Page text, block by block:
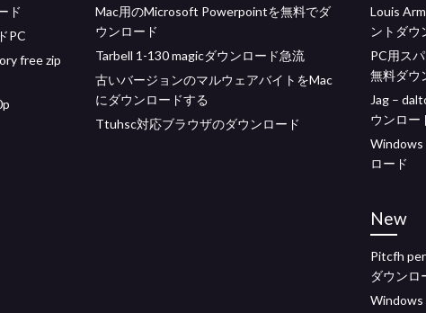
ド
PC
free zip
Mac用のMicrosoft Powerpointを無料でダ
ウンロード
Tarbell 1-130 magicダウンロード急流
古いバージョンのマルウェアバイトをMac
にダウンロードする
Ttuhsc対応ブラウザのダウンロード
Louis
ントダウ
PC用ス
無料ダウ
Jag –
ウンロー
Windows
ロード
New
Pitcfh
ダウンロ
Windows